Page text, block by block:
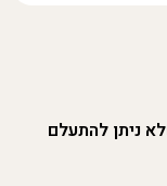
ניתן להתעלם